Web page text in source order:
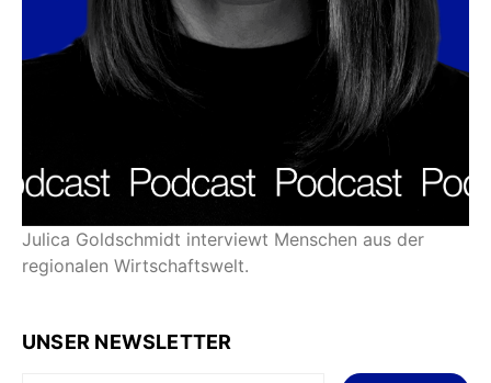
Julica Goldschmidt interviewt Menschen aus der
regionalen Wirtschaftswelt.
UNSER NEWSLETTER